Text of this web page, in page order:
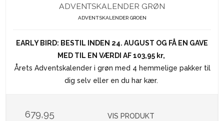
ADVENTSKALENDER GRØN
ADVENTSKALENDER GROEN
EARLY BIRD: BESTIL INDEN 24. AUGUST OG FÅ EN GAVE
MED TIL EN VÆRDI AF 103,95 kr,
Årets Adventskalender i grøn med 4 hemmelige pakker til
dig selv eller en du har kær.
679,95
VIS PRODUKT